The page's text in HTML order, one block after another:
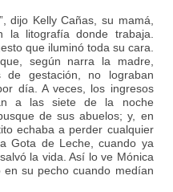
dijo Kelly Cañas, su mamá,
la litografía donde trabaja.
que iluminó toda su cara.
según narra la madre,
de gestación, no lograban
día. A veces, los ingresos
a las siete de la noche
de sus abuelos; y, en
echaba a perder cualquier
Gota de Leche, cuando ya
la vida. Así lo ve Mónica
su pecho cuando medían